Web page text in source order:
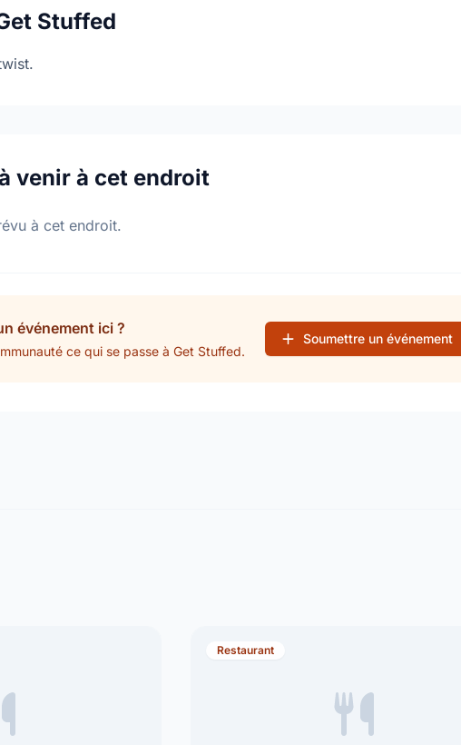
Stuffed
venir à cet endroit
à cet endroit.
événement ici ?
ce qui se passe à Get Stuffed.
Soumettre un événement
Restaurant